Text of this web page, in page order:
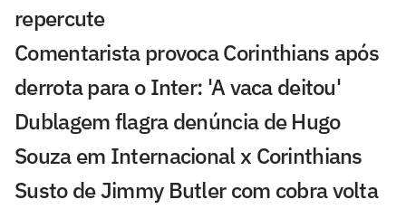
repercute
Comentarista provoca Corinthians após
derrota para o Inter: 'A vaca deitou'
Dublagem flagra denúncia de Hugo
Souza em Internacional x Corinthians
Susto de Jimmy Butler com cobra volta